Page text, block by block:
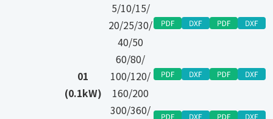
01
(0.1kW)
5/10/15/
20/25/30/
40/50
60/80/
100/120/
160/200
300/360/